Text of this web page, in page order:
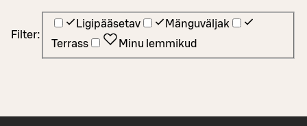
Filter:
Ligipääsetav
Mänguväljak
Terrass
Minu lemmikud